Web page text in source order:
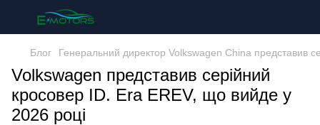
Блог Генеральний директор Volkswagen China представив
Volkswagen представив серійний
кросовер ID. Era EREV, що вийде у
2026 році